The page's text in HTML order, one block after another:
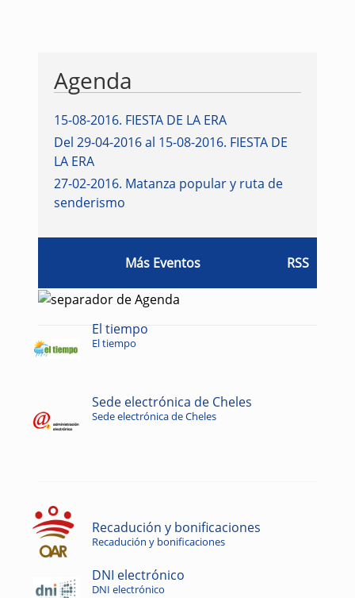
Agenda
15-08-2016. FIESTA DE LA ERA
Del 29-04-2016 al 15-08-2016. FIESTA DE
LA ERA
27-02-2016. Matanza popular y ruta de
senderismo
Más Eventos RSS
El tiempo
El tiempo
Sede electrónica de Cheles
Sede electrónica de Cheles
Recadución y bonificaciones
Recadución y bonificaciones
DNI electrónico
DNI electrónico